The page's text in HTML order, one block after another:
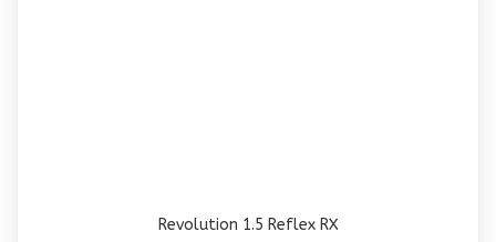
Revolution 1.5 Reflex RX